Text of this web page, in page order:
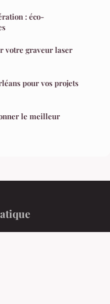
: éco-
votre graveur laser
pour vos projets
le meilleur